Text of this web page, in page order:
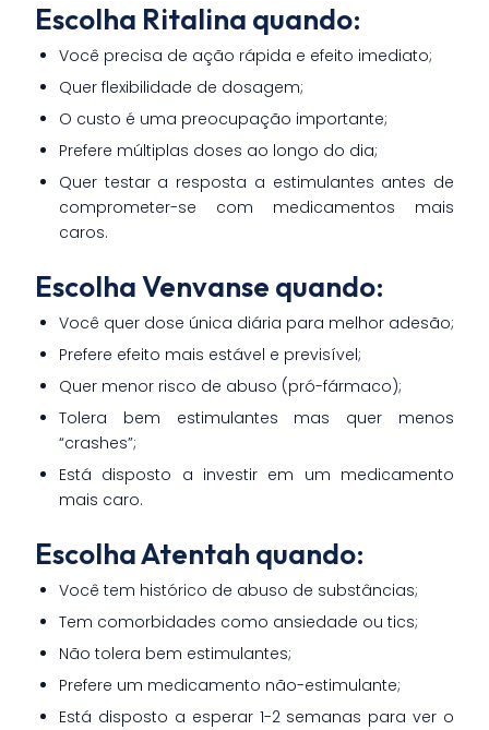
Escolha Ritalina quando:
Você precisa de ação rápida e efeito imediato;
Quer flexibilidade de dosagem;
O custo é uma preocupação importante;
Prefere múltiplas doses ao longo do dia;
Quer testar a resposta a estimulantes antes de
comprometer-se com medicamentos mais
caros.
Escolha Venvanse quando:
Você quer dose única diária para melhor adesão;
Prefere efeito mais estável e previsível;
Quer menor risco de abuso (pró-fármaco);
Tolera bem estimulantes mas quer menos
“crashes”;
Está disposto a investir em um medicamento
mais caro.
Escolha Atentah quando:
Você tem histórico de abuso de substâncias;
Tem comorbidades como ansiedade ou tics;
Não tolera bem estimulantes;
Prefere um medicamento não-estimulante;
Está disposto a esperar 1-2 semanas para ver o